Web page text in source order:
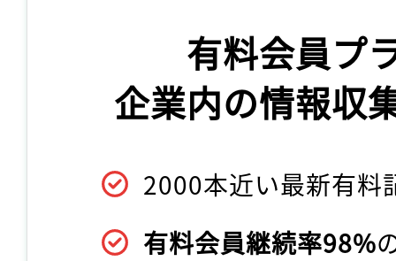
有料会員プ
企業内の情報収
2000本近い最新有料
有料会員継続率98%